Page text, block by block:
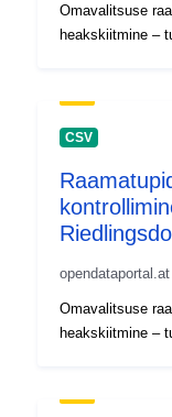
Omavalitsuse
heakskiitmine –
CSV
opendataportal.at
Omavalitsuse
heakskiitmine –